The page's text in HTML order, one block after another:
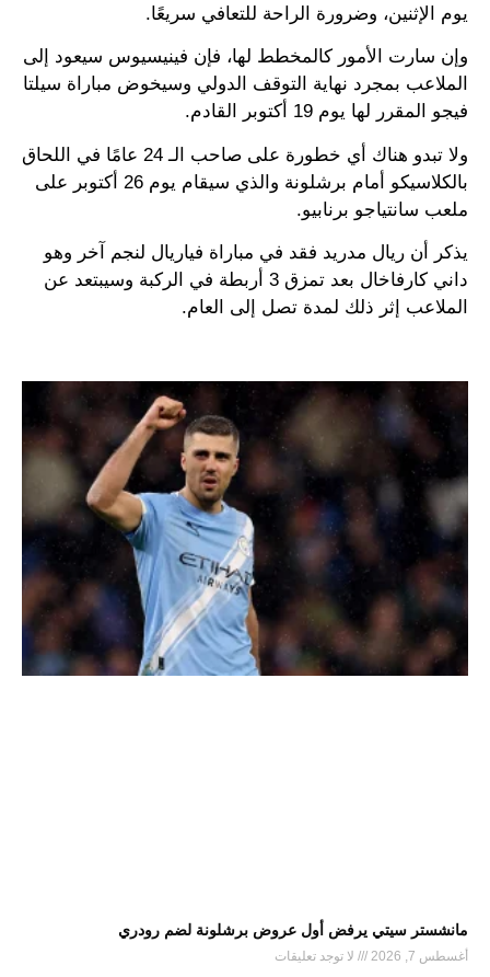
يوم الإثنين، وضرورة الراحة للتعافي سريعًا.
وإن سارت الأمور كالمخطط لها، فإن فينيسيوس سيعود إلى
الملاعب بمجرد نهاية التوقف الدولي وسيخوض مباراة سيلتا
فيجو المقرر لها يوم 19 أكتوبر القادم.
ولا تبدو هناك أي خطورة على صاحب الـ 24 عامًا في اللحاق
بالكلاسيكو أمام برشلونة والذي سيقام يوم 26 أكتوبر على
ملعب سانتياجو برنابيو.
يذكر أن ريال مدريد فقد في مباراة فياريال لنجم آخر وهو
داني كارفاخال بعد تمزق 3 أربطة في الركبة وسيبتعد عن
الملاعب إثر ذلك لمدة تصل إلى العام.
مانشستر سيتي يرفض أول عروض برشلونة لضم رودري
أغسطس 7, 2026 لا توجد تعليقات